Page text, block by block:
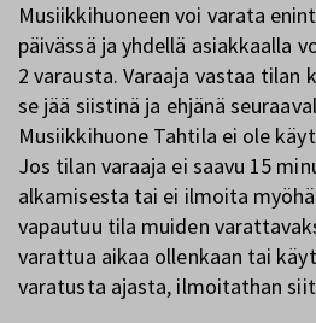
Musiikkihuoneen voi varata
päivässä ja yhdellä asiakkaalla
2 varausta. Varaaja vastaa
se jää siistinä ja ehjänä
Musiikkihuone Tahtila ei ole
Jos tilan varaaja ei saavu 15
alkamisesta tai ei ilmoita
vapautuu tila muiden
varattua aikaa ollenkaan tai
varatusta ajasta, ilmoitathan